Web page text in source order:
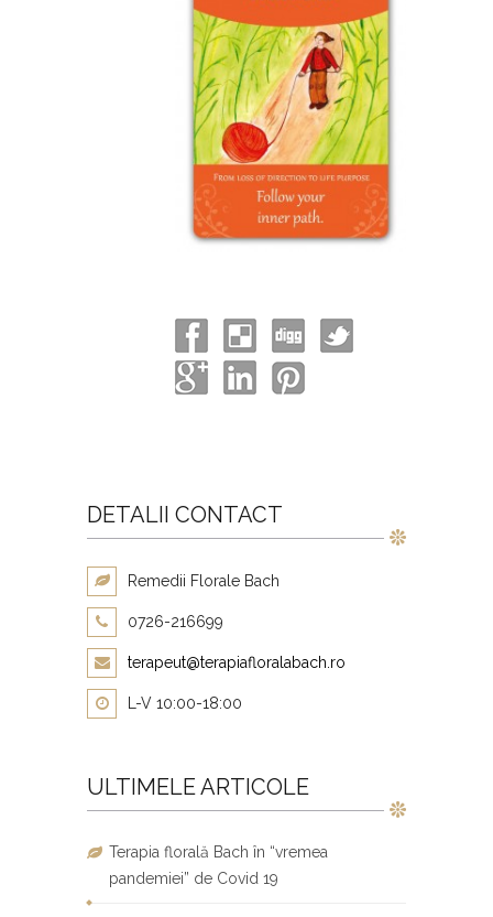
DETALII CONTACT
Remedii Florale Bach
0726-216699
terapeut@terapiafloralabach.ro
L-V 10:00-18:00
ULTIMELE ARTICOLE
Terapia florală Bach în “vremea
pandemiei” de Covid 19